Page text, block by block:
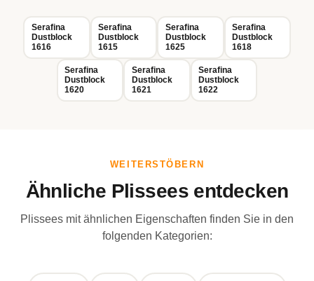
Serafina
Dustblock
1616
Serafina
Dustblock
1615
Serafina
Dustblock
1625
Serafina
Dustblock
1618
Serafina
Dustblock
1620
Serafina
Dustblock
1621
Serafina
Dustblock
1622
WEITERSTÖBERN
Ähnliche Plissees entdecken
Plissees mit ähnlichen Eigenschaften finden Sie in den
folgenden Kategorien: